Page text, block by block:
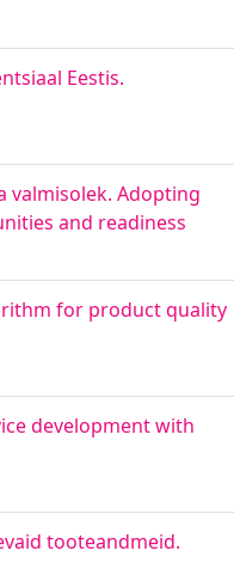
Eestis.
valmisolek. Adopting
and readiness
for product quality
development with
tooteandmeid.